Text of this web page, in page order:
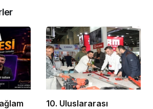
10. Uluslararası